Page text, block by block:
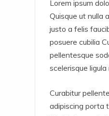
Lorem ipsum
Quisque ut nulla
justo a felis
posuere cubilia
pellentesque
scelerisque
Curabitur
adipiscing porta